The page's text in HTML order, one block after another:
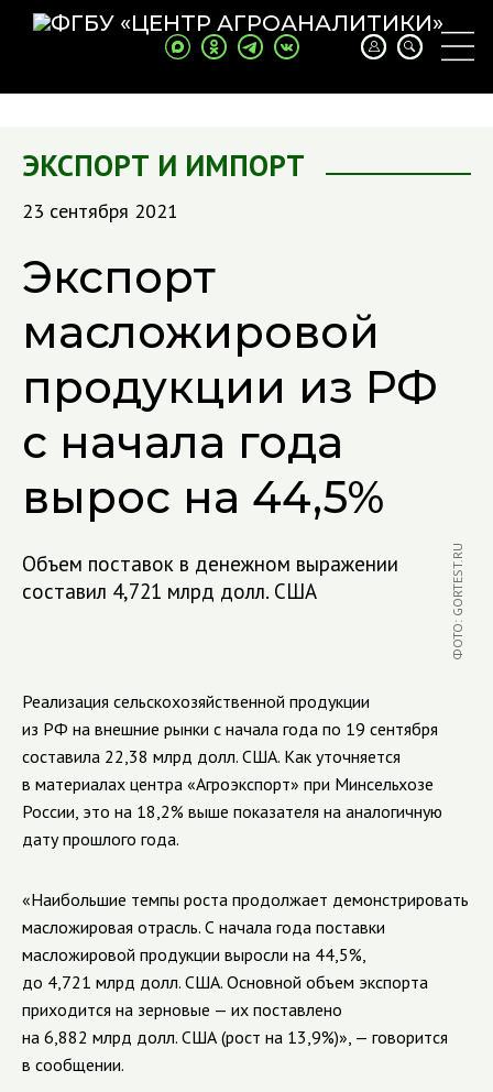
ЭКСПОРТ И ИМПОРТ
23 сентября 2021
Экспорт
масложировой
продукции из РФ
с начала года
вырос на 44,5%
Объем поставок в денежном выражении
составил 4,721 млрд долл. США
ФОТО: GORTEST.RU
Реализация сельскохозяйственной продукции
из РФ на внешние рынки с начала года по 19 сентября
составила 22,38 млрд долл. США. Как уточняется
в материалах центра «Агроэкспорт» при Минсельхозе
России, это на 18,2% выше показателя на аналогичную
дату прошлого года.
«Наибольшие темпы роста продолжает демонстрировать
масложировая отрасль. С начала года поставки
масложировой продукции выросли на 44,5%,
до 4,721 млрд долл. США. Основной объем экспорта
приходится на зерновые — их поставлено
на 6,882 млрд долл. США (рост на 13,9%)», — говорится
в сообщении.